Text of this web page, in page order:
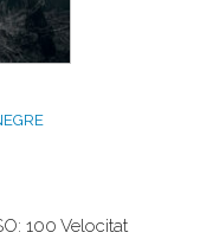
100 Velocitat